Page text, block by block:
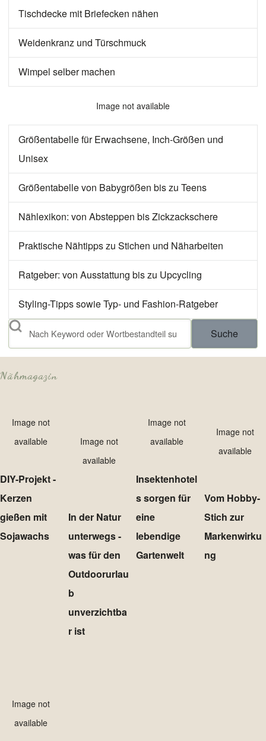
Tischdecke mit Briefecken nähen
Weidenkranz und Türschmuck
Wimpel selber machen
Image not available
Größentabelle für Erwachsene, Inch-Größen und
Unisex
Größentabelle von Babygrößen bis zu Teens
Nählexikon: von Absteppen bis Zickzackschere
Praktische Nähtipps zu Stichen und Näharbeiten
Ratgeber: von Ausstattung bis zu Upcycling
Styling-Tipps sowie Typ- und Fashion-Ratgeber
Suche
Nähmagazin
Image not
available
DIY-Projekt -
Kerzen
gießen mit
Sojawachs
Image not
available
In der Natur
unterwegs -
was für den
Outdoorurlau
b
unverzichtba
r ist
Image not
available
Insektenhotel
s sorgen für
eine
lebendige
Gartenwelt
Image not
available
Vom Hobby-
Stich zur
Markenwirku
ng
Image not
available